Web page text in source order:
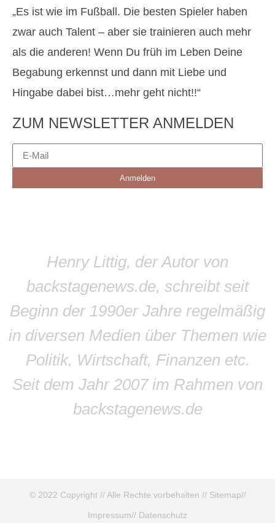
„Es ist wie im Fußball. Die besten Spieler haben
zwar auch Talent – aber sie trainieren auch mehr
als die anderen! Wenn Du früh im Leben Deine
Begabung erkennst und dann mit Liebe und
Hingabe dabei bist…mehr geht nicht!!“
ZUM NEWSLETTER ANMELDEN
Anmelden
Henry Littig, der Autor von
backstagenews.de, schreibt seit
Beginn der 1990er Jahre regelmäßig
in diversen Medien über Themen wie
Politik, Wirtschaft, Finanzen etc.
Seit dem Jahr 2007 im Rahmen von
backstagenews.de
© 2022 Copyright // Alle Rechte vorbehalten // Sitemap//
Impressum// Datenschutz